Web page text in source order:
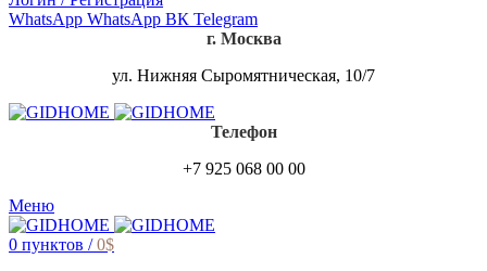
WhatsApp WhatsApp ВК Telegram
г. Москва
ул. Нижняя Сыромятническая, 10/7
Телефон
+7 925 068 00 00
Меню
0 пунктов / 0$